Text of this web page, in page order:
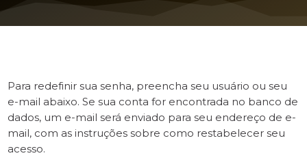
Para redefinir sua senha, preencha seu usuário ou seu
e-mail abaixo. Se sua conta for encontrada no banco de
dados, um e-mail será enviado para seu endereço de e-
mail, com as instruções sobre como restabelecer seu
acesso.